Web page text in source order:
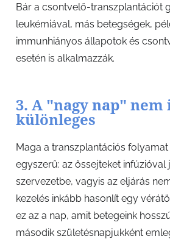
Bár a csontvelő-transzplantációt
leukémiával, más betegségek,
immunhiányos állapotok és
esetén is alkalmazzák.
3. A "nagy nap" nem
különleges
Maga a transzplantációs
egyszerű: az őssejteket infúzióval
szervezetbe, vagyis az eljárás
kezelés inkább hasonlít egy
ez az a nap, amit betegeink
második születésnapjukként